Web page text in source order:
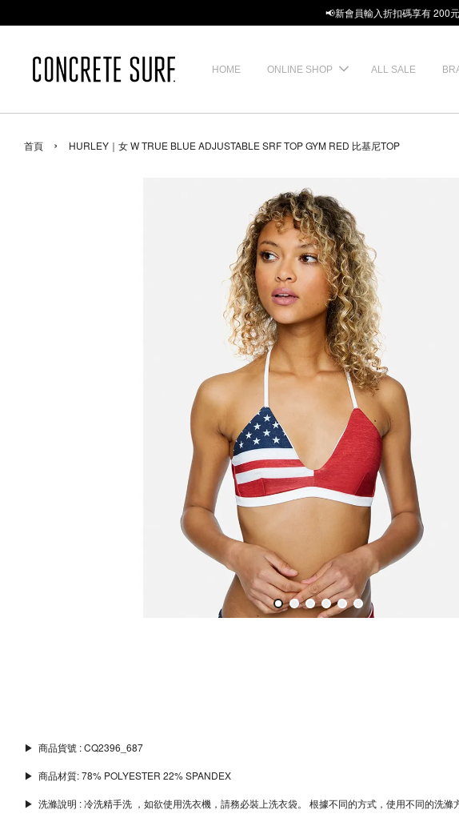
📢新會員輸入折扣碼享有 200
HOME ONLINE SHOP ALL SALE
首頁 › HURLEY｜女 W TRUE BLUE ADJUSTABLE SRF TOP GYM RED 比基尼TOP
▶︎ 商品貨號 : CQ2396_687
▶︎ 商品材質: 78% POLYESTER 22% SPANDEX
▶︎ 洗滌說明 : 冷洗精手洗 ，如欲使用洗衣機，請務必裝上洗衣袋。 根據不同的方式，使用不同的洗